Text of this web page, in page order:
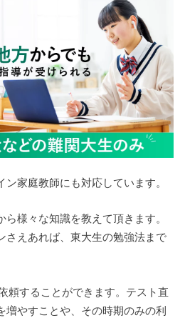
家庭教師にも対応しています。
様々な知識を教えて頂きます。
さえあれば、東大生の勉強法まで
頼することができます。テスト直
増やすことや、その時期のみの利